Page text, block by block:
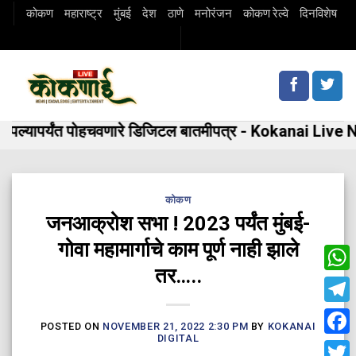
Skipकोकण महाराष्ट्र मुंबई देश ठाणे मनोरंजन कोकण रेल्वे दिनविशेष
पोहचवणारे डिजिटल बातमीपत्र - Kokanai Live
कोकण
जनआक्रोश सभा ! 2023 पर्यंत मुंबई-
गोवा महामार्गाचे काम पूर्ण नाही झाले
तर…..
POSTED ON NOVEMBER 21, 2022 2:30 PM BY KOKANAI
DIGITAL